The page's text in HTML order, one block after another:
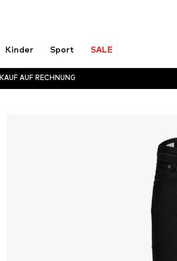
Kinder Sport SALE
KAUF AUF RECHNUNG